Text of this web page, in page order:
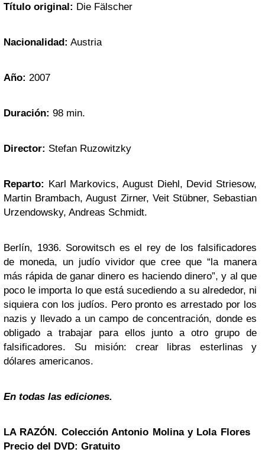
Título original: Die Fälscher
Nacionalidad: Austria
Año: 2007
Duración: 98 min.
Director: Stefan Ruzowitzky
Reparto: Karl Markovics, August Diehl, Devid Striesow,
Martin Brambach, August Zirner, Veit Stübner, Sebastian
Urzendowsky, Andreas Schmidt.
Berlín, 1936. Sorowitsch es el rey de los falsificadores
de moneda, un judío vividor que cree que “la manera
más rápida de ganar dinero es haciendo dinero”, y al que
poco le importa lo que está sucediendo a su alrededor, ni
siquiera con los judíos. Pero pronto es arrestado por los
nazis y llevado a un campo de concentración, donde es
obligado a trabajar para ellos junto a otro grupo de
falsificadores. Su misión: crear libras esterlinas y
dólares americanos.
En todas las ediciones.
LA RAZÓN. Colección Antonio Molinay Lola Flores
Precio del DVD: Gratuito